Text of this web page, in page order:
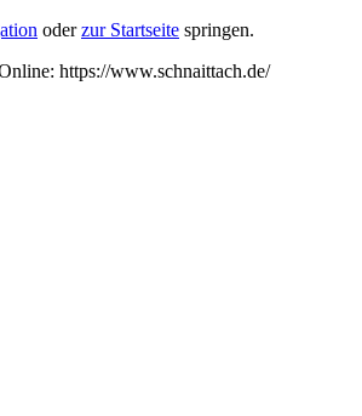
oderzur Startseite springen.
https://www.schnaittach.de/